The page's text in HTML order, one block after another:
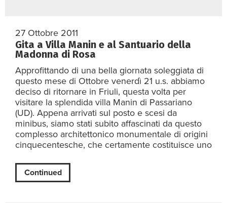
27 Ottobre 2011
Gita a Villa Manin e al Santuario della
Madonna di Rosa
Approfittando di una bella giornata soleggiata di
questo mese di Ottobre venerdì 21 u.s. abbiamo
deciso di ritornare in Friuli, questa volta per
visitare la splendida villa Manin di Passariano
(UD). Appena arrivati sul posto e scesi da
minibus, siamo stati subito affascinati da questo
complesso architettonico monumentale di origini
cinquecentesche, che certamente costituisce uno
Continued